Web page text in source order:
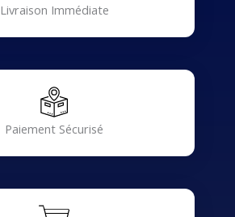
Livraison Immédiate
Paiement Sécurisé